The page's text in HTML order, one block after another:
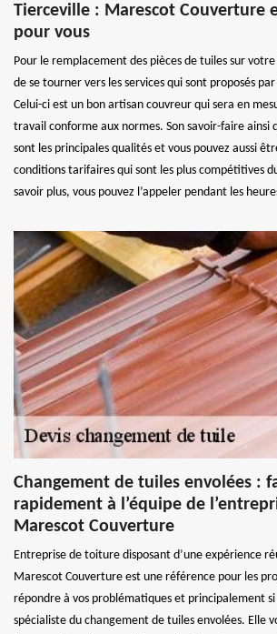
Tierceville : Marescot Couverture
pour vous
Pour le remplacement des pièces de tuiles sur
de se tourner vers les services qui sont proposés
Celui-ci est un bon artisan couvreur qui sera en
travail conforme aux normes. Son savoir-faire ainsi
sont les principales qualités et vous pouvez aussi
conditions tarifaires qui sont les plus compétitives
savoir plus, vous pouvez l’appeler pendant les
Changement de tuiles envolées :
rapidement à l’équipe de
Marescot Couverture
Entreprise de toiture disposant d’une expérience
Marescot Couverture est une référence pour les
répondre à vos problématiques et principalement
spécialiste du changement de tuiles envolées. Elle